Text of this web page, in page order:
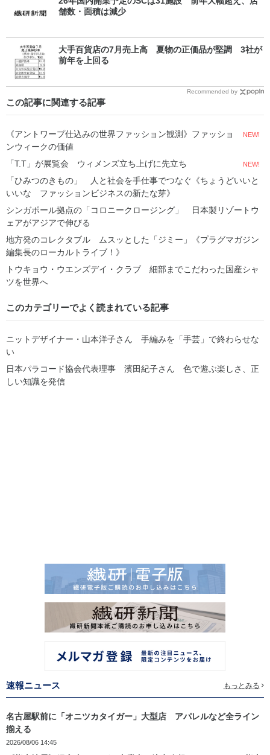
舗数・面積は減少
大手百貨店の7月売上高 夏物の正価品が堅調 3社が
前年を上回る
Recommended by
この記事に関連する記事
《アントワープ仕込みの世界ファッション観測》ファッショ
ンウィークの価値
NEW!
「T.T」が展覧会 ウィメンズ立ち上げに先立ち NEW!
「ひみつのきもの」 人と社会を手仕事でつなぐ《ちょうどいいと
いいな ファッションビジネスの新たな芽》
シンガポール拠点の「コロニークロージング」 日本製リゾートウ
ェアがアジアで伸びる
地方発のコレクタブル ムスッとした「ジミー」《プラグマガジン
編集長のローカルトライブ！》
トウキョウ・ウエンズデイ・クラブ 細部までこだわった国産シャ
ツを世界へ
このカテゴリーでよく読まれている記事
ニットデザイナー・山本洋子さん 手編みを「手芸」で終わらせな
い
日本パラコード協会代表理事 濱田紀子さん 色で遊ぶ楽しさ、正
しい知識を発信
速報ニュース もっとみる
名古屋駅前に「オニツカタイガー」大型店 アパレルなど全ライン
揃える
2026/08/06 14:45